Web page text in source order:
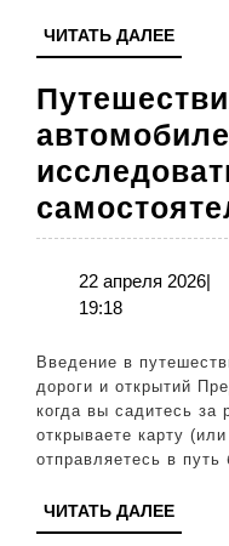
ЧИТАТЬ ДАЛЕЕ
ДАЛЕЕ
22 апреля 202622
|
19:18
Введение в путешествия на автомобиле: свобода
дороги и открытий
когда вы садитесь за
открываете карту
отправляетесь в путь
ЧИТАТЬ ДАЛЕЕ
ДАЛЕЕ